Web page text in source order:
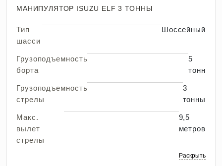
МАНИПУЛЯТОР ISUZU ELF 3 ТОННЫ
Тип
шасси
Шоссейный
Грузоподъемность
борта
5
тонн
Грузоподъемность
стрелы
3
тонны
Макс.
вылет
стрелы
9,5
метров
Раскрыть